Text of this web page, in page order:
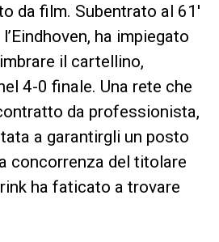
da film. Subentrato al 61′
ha impiegato
il cartellino,
4-0 finale. Una rete che
da professionista,
a garantirgli un posto
concorrenza del titolare
ha faticato a trovare